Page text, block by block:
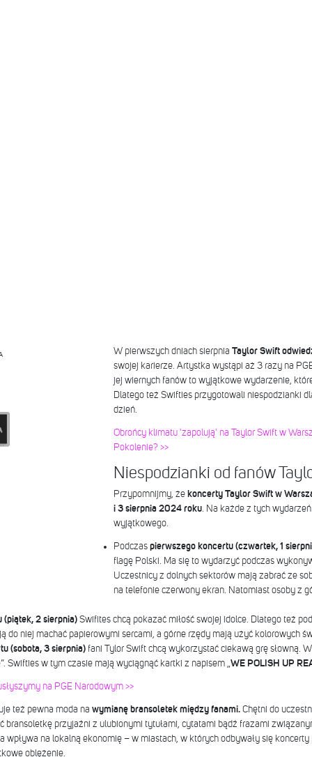
W pierwszych dniach sierpnia Taylor Swift
swojej karierze. Artystka wystąpi aż 3 razy na
jej wiernych fanów to wyjątkowe wydarzenie,
Dlatego też Swifties przygotowali niespodzianki
dzień.
Obrońcy klimatu 'zapolują' na Taylor Swift w
Pokolenie? >>
Niespodzianki od fanów
Przypomnijmy, że koncerty Taylor Swift w
i 3 sierpnia 2024 roku. Na każde z tych
wyjątkowego.
Podczas pierwszego koncertu (czwartek, 1
flagę Polski. Ma się to wydarzyć podczas
Uczestnicy z dolnych sektorów mają zabrać ze
na telefonie czerwony ekran. Natomiast osoby z
(piątek, 2 sierpnia)Swifites chcą pokazać miłość swojej idolce. Dlatego też
do niej machać papierowymi sercami, a górne rzędy mają użyć kolorowych
(sobota, 3 sierpnia)fani Tylor Swift chcą wykorzystać ciekawą grę słowną.
Swifties w tym czasie mają wyciągnąć kartki z napisem „WE POLISH UP
na PGE Narodowym >>
też pewna moda na wymianę bransoletek między fanami.Chętni do
bransoletkę przyjaźni z ulubionymi tytułami, cytatami bądź frazami
wpływa na lokalną ekonomię – w miastach, w których odbywały się
oblężenie.